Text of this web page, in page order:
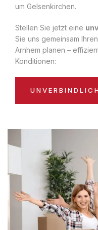
um Gelsenkirchen.
Stellen Sie jetzt eine
Sie uns gemeinsam
Arnhem planen –
Konditionen: